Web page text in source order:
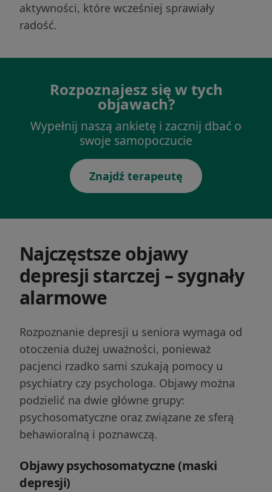
aktywności, które wcześniej sprawiały
radość.
Rozpoznajesz się w tych
objawach?
Wypełnij naszą ankietę i zacznij dbać o
swoje samopoczucie
Znajdź terapeutę
Najczęstsze objawy
depresji starczej – sygnały
alarmowe
Rozpoznanie depresji u seniora wymaga od
otoczenia dużej uważności, ponieważ
pacjenci rzadko sami szukają pomocy u
psychiatry czy psychologa. Objawy można
podzielić na dwie główne grupy:
psychosomatyczne oraz związane ze sferą
behawioralną i poznawczą.
Objawy psychosomatyczne (maski
depresji)